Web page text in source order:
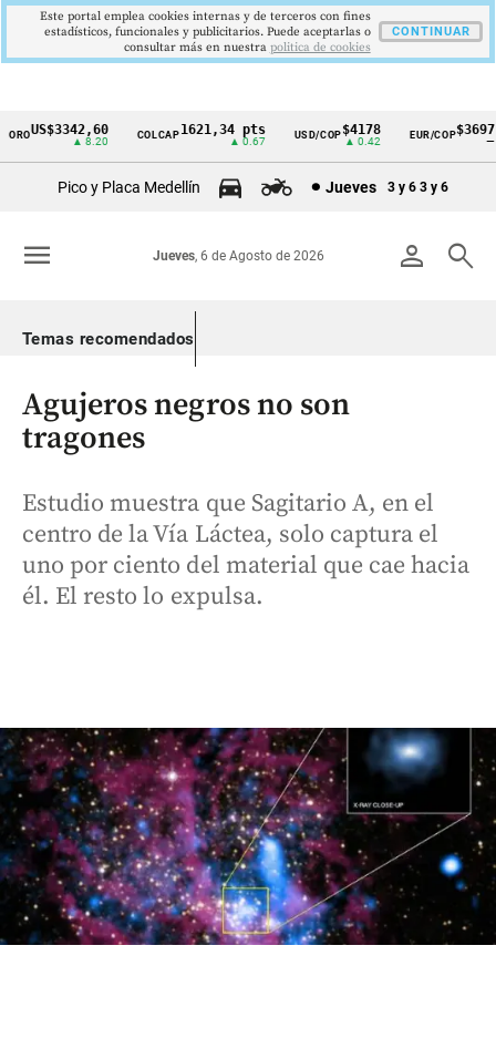
Cintillo
Colombia
US$3342,60
▲ 8.20
COLCAP1621,34 pts
▲ 0.67
USD/COP$4178
▲ 0.42
EUR/COP$3697
Pico y Placa Medellín Jueves 3 y 6 3 y 6
person search
Jueves, 6 de Agosto de 2026
menu
Temas recomendados
Agujeros negros no son
tragones
Estudio muestra que Sagitario A, en el
centro de la Vía Láctea, solo captura el
uno por ciento del material que cae hacia
él. El resto lo expulsa.
Este portal emplea cookies internas y de terceros con fines
estadísticos, funcionales y publicitarios. Puede aceptarlas o
consultar más en nuestra politica de cookies
CONTINUAR